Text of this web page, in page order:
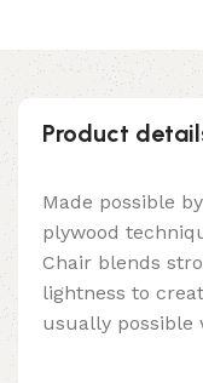
Product
Made possible
plywood
Chair blends
lightness to
usually possible